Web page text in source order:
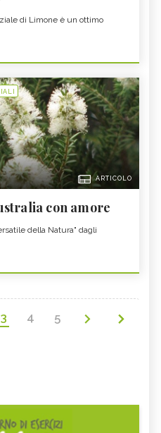
di Limone è un ottimo
ARTICOLO
con amore
della Natura" dagli
3 4 5